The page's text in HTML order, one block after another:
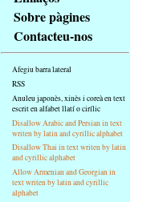
základní
Hlavní
strana
Sobre pàgines
Contacteu-nos
Afegiu barra lateral
RSS
Anuleu japonès, xinès i coreà en text
escrit en alfabet llatí o cirílic
Disallow Arabic and Persian in text
writen by latin and cyrillic alphabet
Disallow Thai in text writen by latin
and cyrillic alphabet
Allow Armenian and Georgian in
text writen by latin and cyrillic
alphabet